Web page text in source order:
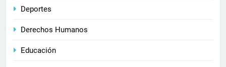
Deportes
Derechos Humanos
Educación